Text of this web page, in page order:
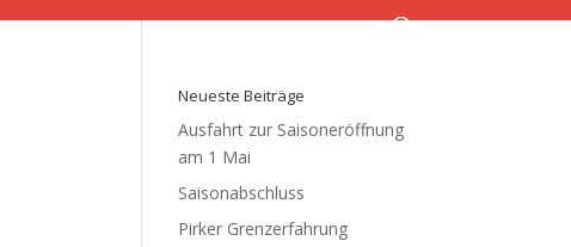
Neueste Beiträge
Ausfahrt zur Saisoneröffnung
am 1 Mai
Saisonabschluss
Pirker Grenzerfahrung